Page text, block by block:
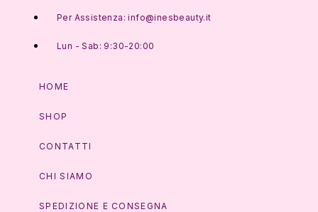
Per Assistenza: info@inesbeauty.it
Lun - Sab: 9:30-20:00
HOME
SHOP
CONTATTI
CHI SIAMO
SPEDIZIONE E CONSEGNA